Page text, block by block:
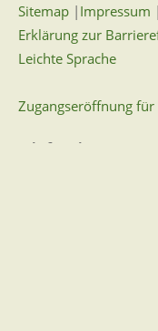
Sitemap | Impressum |
Erklärung zur
Leichte Sprache
Zugangseröffnung
Wir für Sie vor Ort